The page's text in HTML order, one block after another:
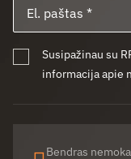
Susipažinau su
informacija apie
Bendras